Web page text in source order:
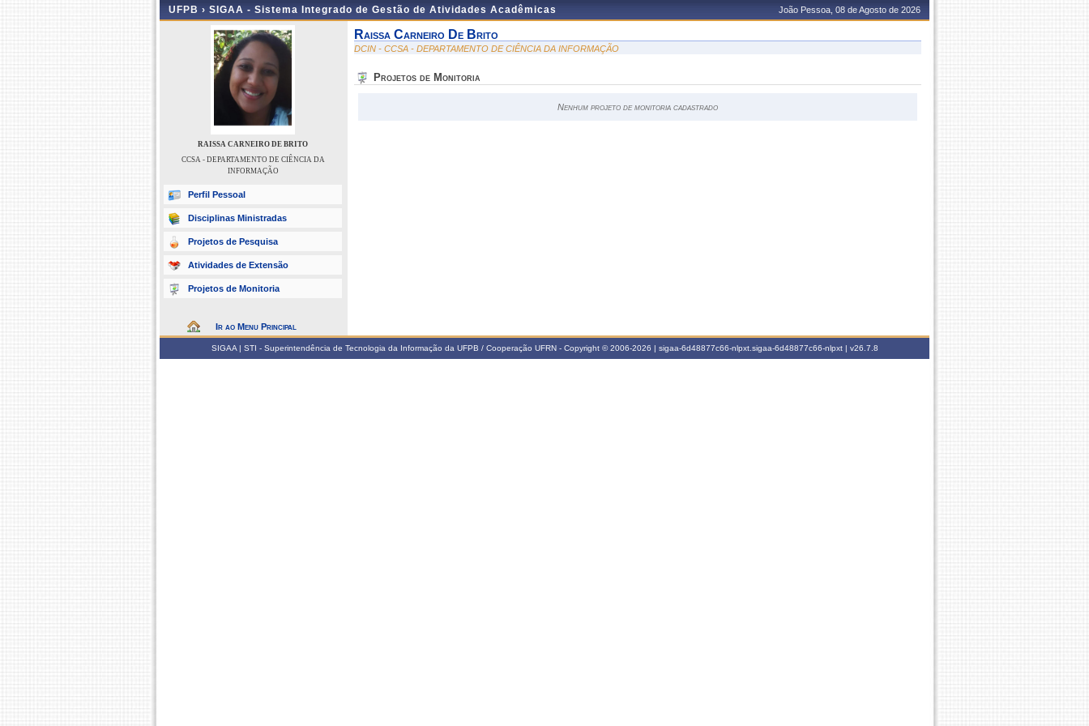
UFPB › SIGAA - Sistema Integrado de Gestão de Atividades Acadêmicas João Pessoa, 08 de Agosto de 2026
RAISSA CARNEIRO DE BRITO
CCSA - DEPARTAMENTO DE CIÊNCIA DA
INFORMAÇÃO
Perfil Pessoal
Disciplinas Ministradas
Projetos de Pesquisa
Atividades de Extensão
Projetos de Monitoria
Ir ao Menu Principal
Raissa Carneiro De Brito
DCIN - CCSA - DEPARTAMENTO DE CIÊNCIA DA INFORMAÇÃO
Projetos de Monitoria
Nenhum projeto de monitoria cadastrado
SIGAA | STI - Superintendência de Tecnologia da Informação da UFPB / Cooperação UFRN - Copyright © 2006-2026 | sigaa-6d48877c66-nlpxt.sigaa-6d48877c66-nlpxt | v26.7.8